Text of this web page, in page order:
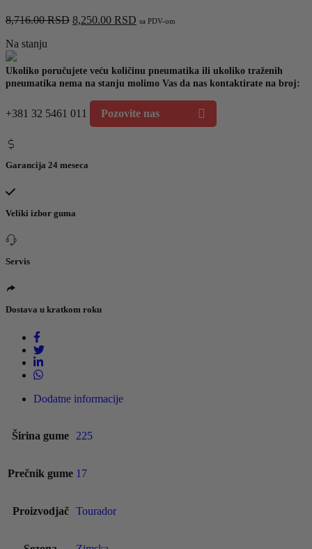
8,716.00RSD Originalna
8,716.00 RSD.
8,250.00 RSD Trenutna
sa PDV-om
Na stanju
Ukoliko poručujete veću količinu pneumatika ili ukoliko traženih
pneumatika nema na stanju molimo Vas da nas kontaktirate na broj:
+381 32 5461 011 Pozovite nas
Garancija 24 meseca
Veliki izbor guma
Servis
Dostava u kratkom roku
Dodatne informacije
Širina gume 225
Prečnik gume 17
Proizvodjač Tourador